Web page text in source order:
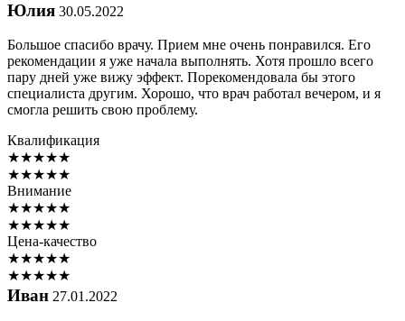
Юлия 30.05.2022
Большое спасибо врачу. Прием мне очень понравился. Его
рекомендации я уже начала выполнять. Хотя прошло всего
пару дней уже вижу эффект. Порекомендовала бы этого
специалиста другим. Хорошо, что врач работал вечером, и я
смогла решить свою проблему.
Квалификация
★★★★★
★★★★★
Внимание
★★★★★
★★★★★
Цена-качество
★★★★★
★★★★★
Иван 27.01.2022